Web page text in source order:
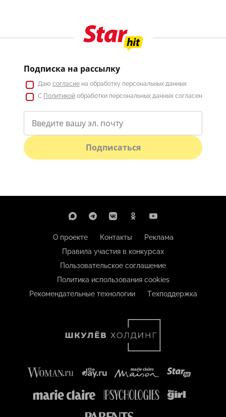
Подписка на рассылку
Даю согласие на обработку персональных данных
С Политикой обработки персональных данных согласен
Подписаться
О проекте Контакты
Реклама
Правила участия в конкурсах
Пользовательское соглашение
Политика использования cookies
Рекомендательные технологии
Техподдержка